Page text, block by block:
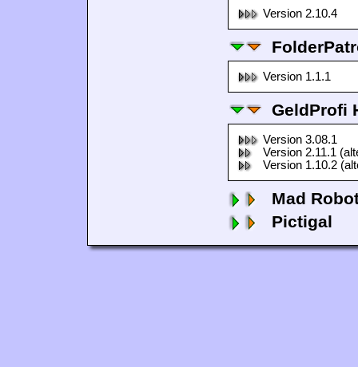
Version 2.10.4
Version 1.1.1
GeldProfi
Version 3.08.1
Version 2.11.1
Version 1.10.2
Mad
Pictigal